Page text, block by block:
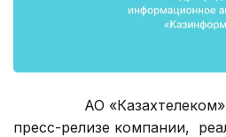
АО «Казахтелеком»,
пресс-релизе компании,